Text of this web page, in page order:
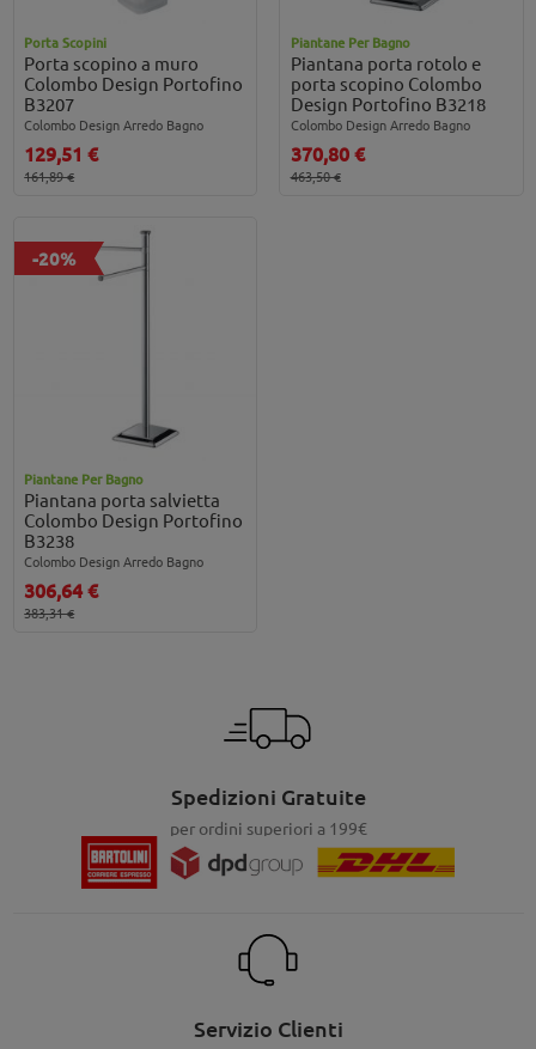
Porta Scopini
Porta scopino a muro
Colombo Design Portofino
B3207
Colombo Design Arredo Bagno
129,51 €
161,89 €
Piantane Per Bagno
Piantana porta rotolo e
porta scopino Colombo
Design Portofino B3218
Colombo Design Arredo Bagno
370,80 €
463,50 €
-20%
Piantane Per Bagno
Piantana porta salvietta
Colombo Design Portofino
B3238
Colombo Design Arredo Bagno
306,64 €
383,31 €
Spedizioni Gratuite
per ordini superiori a 199€
Servizio Clienti